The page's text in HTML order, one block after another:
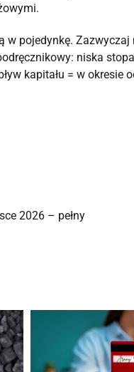
w pojedynkę.
niska
kapitału = w
2026 – pełny